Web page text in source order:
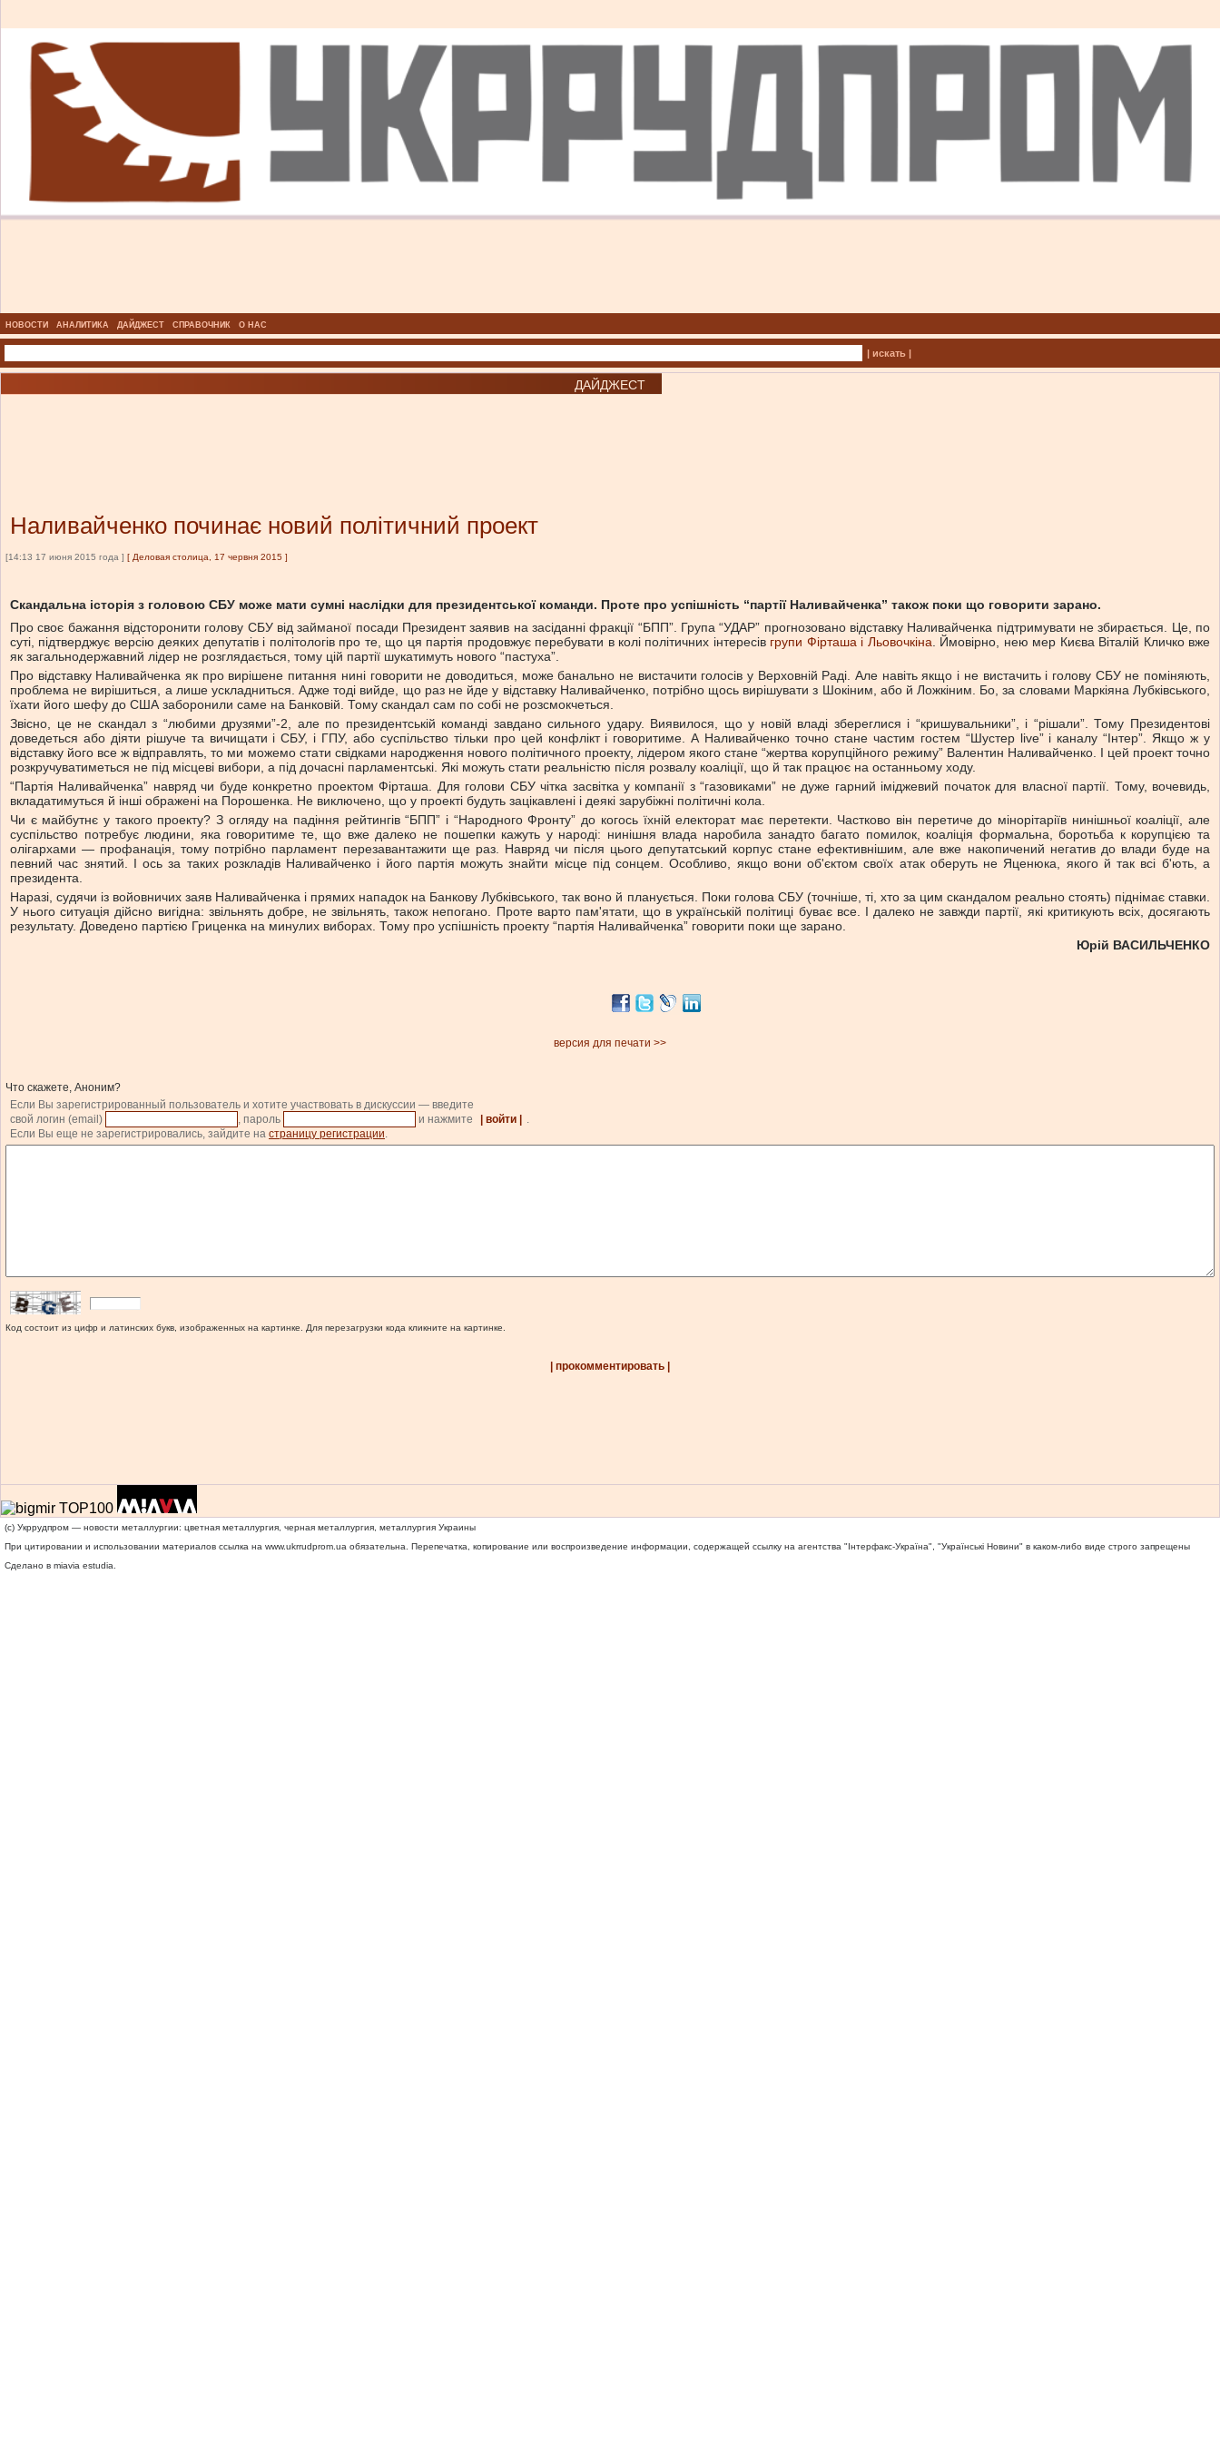
НОВОСТИ АНАЛИТИКА ДАЙДЖЕСТ СПРАВОЧНИК О НАС
| искать |
ДАЙДЖЕСТ
Наливайченко починає новий політичний проект
[14:13 17 июня 2015 года ] [ Деловая столица, 17 червня 2015 ]
Скандальна історія з головою СБУ може мати сумні наслідки для президентської команди. Проте про успішність “партії Наливайченка” також поки що говорити зарано.
Про своє бажання відсторонити голову СБУ від займаної посади Президент заявив на засіданні фракції “БПП”. Група “УДАР” прогнозовано відставку Наливайченка підтримувати не збирається. Це, по
суті, підтверджує версію деяких депутатів і політологів про те, що ця партія продовжує перебувати в колі політичних інтересів групи Фірташа і Льовочкіна . Ймовірно, нею мер Києва Віталій Кличко вже
як загальнодержавний лідер не розглядається, тому цій партії шукатимуть нового “пастуха”.
Про відставку Наливайченка як про вирішене питання нині говорити не доводиться, може банально не вистачити голосів у Верховній Раді. Але навіть якщо і не вистачить і голову СБУ не поміняють,
проблема не вирішиться, а лише ускладниться. Адже тоді вийде, що раз не йде у відставку Наливайченко, потрібно щось вирішувати з Шокіним, або й Ложкіним. Бо, за словами Маркіяна Лубківського,
їхати його шефу до США заборонили саме на Банковій. Тому скандал сам по собі не розсмокчеться.
Звісно, це не скандал з “любими друзями”-2, але по президентській команді завдано сильного удару. Виявилося, що у новій владі збереглися і “кришувальники”, і “рішали”. Тому Президентові
доведеться або діяти рішуче та вичищати і СБУ, і ГПУ, або суспільство тільки про цей конфлікт і говоритиме. А Наливайченко точно стане частим гостем “Шустер live” і каналу “Інтер”. Якщо ж у
відставку його все ж відправлять, то ми можемо стати свідками народження нового політичного проекту, лідером якого стане “жертва корупційного режиму” Валентин Наливайченко. І цей проект точно
розкручуватиметься не під місцеві вибори, а під дочасні парламентські. Які можуть стати реальністю після розвалу коаліції, що й так працює на останньому ходу.
“Партія Наливайченка” навряд чи буде конкретно проектом Фірташа. Для голови СБУ чітка засвітка у компанії з “газовиками” не дуже гарний іміджевий початок для власної партії. Тому, вочевидь,
вкладатимуться й інші ображені на Порошенка. Не виключено, що у проекті будуть зацікавлені і деякі зарубіжні політичні кола.
Чи є майбутнє у такого проекту? З огляду на падіння рейтингів “БПП” і “Народного Фронту” до когось їхній електорат має перетекти. Частково він перетиче до мінорітаріїв нинішньої коаліції, але
суспільство потребує людини, яка говоритиме те, що вже далеко не пошепки кажуть у народі: нинішня влада наробила занадто багато помилок, коаліція формальна, боротьба к корупцією та
олігархами — профанація, тому потрібно парламент перезавантажити ще раз. Навряд чи після цього депутатський корпус стане ефективнішим, але вже накопичений негатив до влади буде на
певний час знятий. І ось за таких розкладів Наливайченко і його партія можуть знайти місце під сонцем. Особливо, якщо вони об'єктом своїх атак оберуть не Яценюка, якого й так всі б'ють, а
президента.
Наразі, судячи із войовничих заяв Наливайченка і прямих нападок на Банкову Лубківського, так воно й планується. Поки голова СБУ (точніше, ті, хто за цим скандалом реально стоять) піднімає ставки.
У нього ситуація дійсно вигідна: звільнять добре, не звільнять, також непогано. Проте варто пам'ятати, що в українській політиці буває все. І далеко не завжди партії, які критикують всіх, досягають
результату. Доведено партією Гриценка на минулих виборах. Тому про успішність проекту “партія Наливайченка” говорити поки ще зарано.
Юрій ВАСИЛЬЧЕНКО
версия для печати >>
Что скажете, Аноним?
Если Вы зарегистрированный пользователь и хотите участвовать в дискуссии — введите
свой логин (email)
, пароль и нажмите | войти |
.
Если Вы еще не зарегистрировались, зайдите на страницу регистрации.
Код состоит из цифр и латинских букв, изображенных на картинке. Для перезагрузки кода кликните на картинке.
| прокомментировать |
(c) Укррудпром — новости металлургии: цветная металлургия, черная металлургия, металлургия Украины
При цитировании и использовании материалов ссылка на www.ukrrudprom.ua обязательна. Перепечатка, копирование или воспроизведение информации, содержащей ссылку на агентства "Iнтерфакс-Україна", "Українськi Новини" в каком-либо виде строго запрещены
Сделано в miavia estudia.